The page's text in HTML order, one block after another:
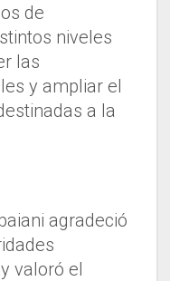
de
niveles
las
y ampliar el
a la
agradeció
valoró el